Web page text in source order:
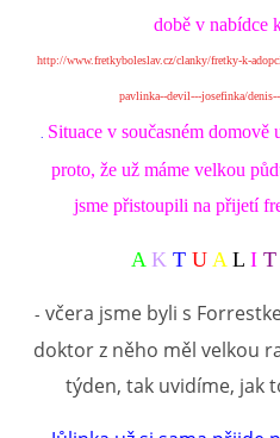
době v nabídce
http://www.fretkyboleslav.cz/clanky/fretky-k-
pavlinka--devil---josefinka/
Situace v současném
proto, že už máme velkou
jsme přistoupili na přijetí
AK T U A L I T
- včera jsme byli s
doktor z něho měl velkou
týden, tak uvidíme, jak